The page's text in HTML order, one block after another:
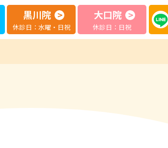
黒川院
休診日：水曜・日祝
大口院
休診日：日祝